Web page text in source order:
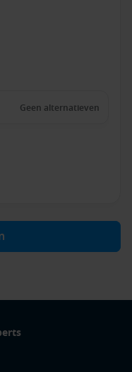
Geen alternatieven